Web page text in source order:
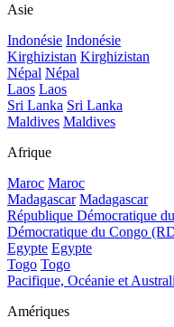
Asie
Indonésie Indonésie
Kirghizistan Kirghizistan
Népal Népal
Laos Laos
Sri Lanka Sri Lanka
Maldives Maldives
Afrique
Maroc Maroc
Madagascar Madagascar
République Démocratique
Démocratique du Congo
Egypte Egypte
Togo Togo
Pacifique, Océanie et
Amériques